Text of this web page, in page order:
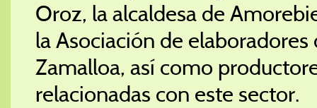
Oroz, la alcaldesa de
la Asociación de
Zamalloa, así como
relacionadas con este sector.